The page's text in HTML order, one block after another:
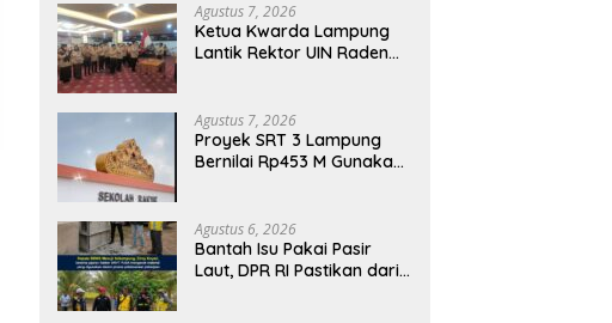
Agustus 7, 2026
Ketua Kwarda Lampung
Lantik Rektor UIN Raden
Agustus 7, 2026
Proyek SRT 3 Lampung
Bernilai Rp453 M Gunakan
Agustus 6, 2026
Bantah Isu Pakai Pasir
Laut, DPR RI Pastikan dari